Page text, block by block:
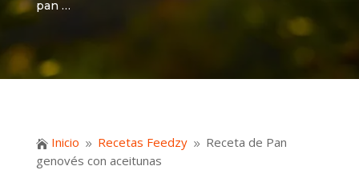
pan …
 Inicio 9 Recetas Feedzy 9 Receta de Pan
genovés con aceitunas